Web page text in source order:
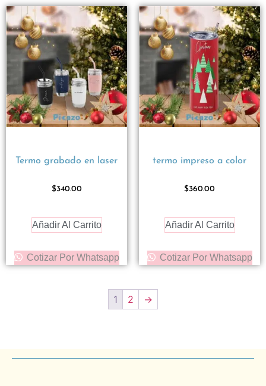
Termo grabado en laser
$340.00
Añadir Al Carrito
Cotizar Por Whatsapp
termo impreso a color
$360.00
Añadir Al Carrito
Cotizar Por Whatsapp
1 2 →